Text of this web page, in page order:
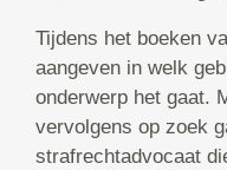
Tijdens het boeken
aangeven in welk
onderwerp het gaat.
vervolgens op zoek
strafrechtadvocaat